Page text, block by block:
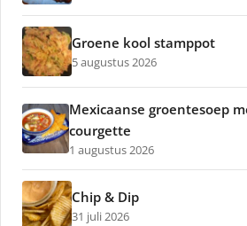
Groene kool stamppot
5 augustus 2026
Mexicaanse groentesoep
courgette
1 augustus 2026
Chip & Dip
31 juli 2026